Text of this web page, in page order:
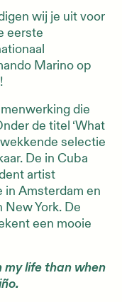
wij je uit voor
eerste
Marino op
die
de titel ‘What
selectie
De in Cuba
artist
in Amsterdam en
York. De
een mooie
my life than when